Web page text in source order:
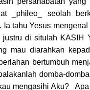
_phileo_ seolah
tahu Yesus
di situlah KASIH
mau diarahkan
bertumbuh
domba-
mengasihi Aku?_